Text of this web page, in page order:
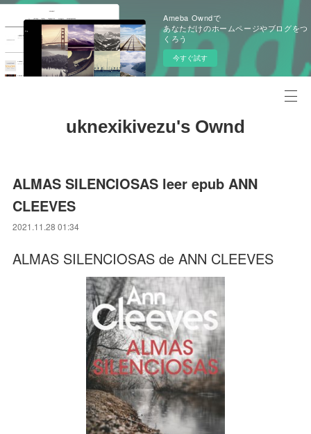
Ameba Owndで
あなただけのホームページやブログをつ
くろう
今すぐ試す
uknexikivezu's Ownd
ALMAS SILENCIOSAS leer epub ANN
CLEEVES
2021.11.28 01:34
ALMAS SILENCIOSAS de ANN CLEEVES